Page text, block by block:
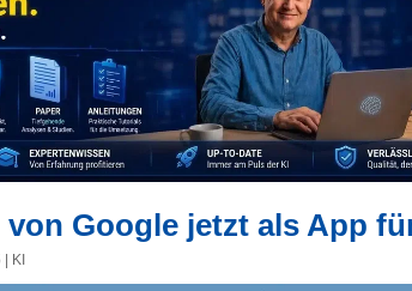
Google jetzt als App
KI